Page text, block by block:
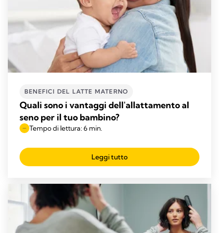
BENEFICI DEL LATTE MATERNO​
Quali sono i vantaggi dell'allattamento al
seno per il tuo bambino?
Tempo di lettura: 6 min.
Leggi tutto